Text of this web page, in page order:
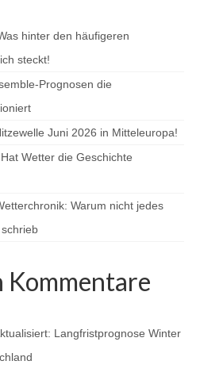
hinter den häufigeren
steckt!
Prognosen die
Juni 2026 in Mitteleuropa!
Wetter die Geschichte
Warum nicht jedes
Kommentare
Langfristprognose Winter